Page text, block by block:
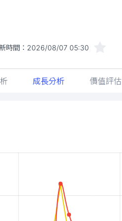
時間： 2026/08/07 05:30
成長分析 價值評估